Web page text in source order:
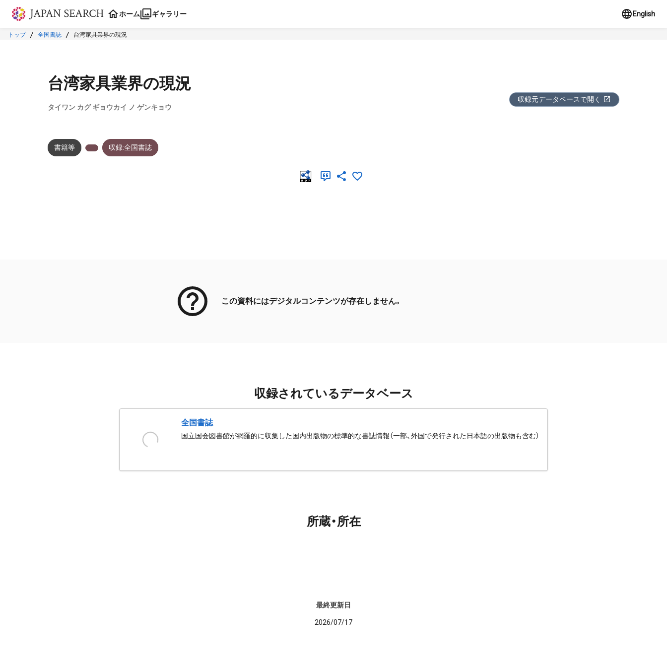
本文に飛ぶ
ホーム ギャラリー English
トップ 全国書誌 台湾家具業界の現況
台湾家具業界の現況
タイワン カグ ギョウカイ ノ ゲンキョウ
収録元データベースで開く
書籍等 収録:全国書誌
この資料にはデジタルコンテンツが存在しません。
収録されているデータベース
全国書誌
国立国会図書館が網羅的に収集した国内出版物の標準的な書誌情報（一部、外国で発行された日本語の出版物も含む）
所蔵・所在
最終更新日
2026/07/17